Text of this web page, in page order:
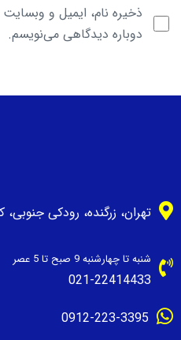
ذخیره نام، ایمیل و
دوباره دیدگاهی می‌نویسم.
تهران، زرگنده، رودکی جنوبی، کوچه
شنبه تا چهارشنبه 9 صبح تا 5 عصر
021-22414433
0912-223-3395